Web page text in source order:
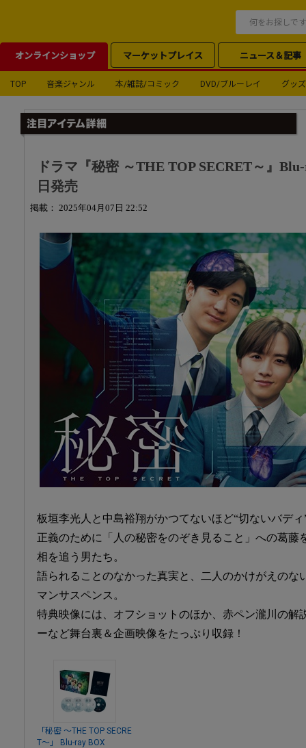
オンラインショップ マーケットプレイス ニュース＆記事
TOP 音楽ジャンル 本/雑誌/コミック DVD/ブルーレイ グッズ
ドラマ『秘密 ～THE TOP SECRET～』
日発売
掲載： 2025年04月07日 22:52
板垣李光人と中島裕翔がかつてないほど“切ないバディ
正義のために「人の秘密をのぞき見ること」への葛藤
相を追う男たち。
語られることのなかった真実と、二人のかけがえのな
マンサスペンス。
特典映像には、オフショットのほか、赤ペン瀧川の解
ーなど舞台裏＆企画映像をたっぷり収録！
「秘密 ～THE TOP SECRE
T～」 Blu-ray BOX